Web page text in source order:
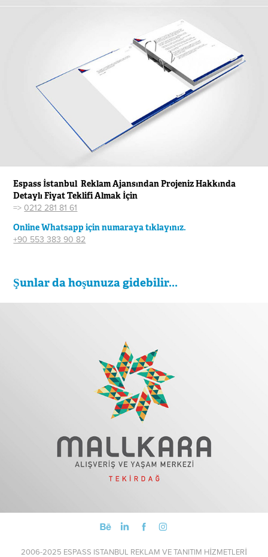
Espass İstanbul Reklam Ajansından Projeniz Hakkında
Detaylı Fiyat Teklifi Almak İçin
=>0212 281 81 61​​​​​​​
Online Whatsapp için numaraya tıklayınız.
+90 553 383 90 82
Şunlar da hoşunuza gidebilir...
Mallkara AVM Logo ve Kurumsal Kimlik
2006-2025 ESPASS ISTANBUL REKLAM VE TANITIM HİZMETLERİ